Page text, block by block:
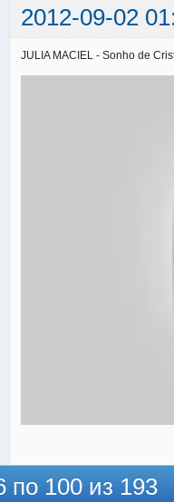
2012-09-02
JULIA MACIEL - Sonho de
100 из 193